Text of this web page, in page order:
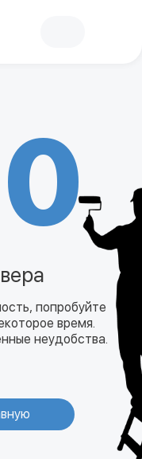
попробуйте
время.
неудобства.